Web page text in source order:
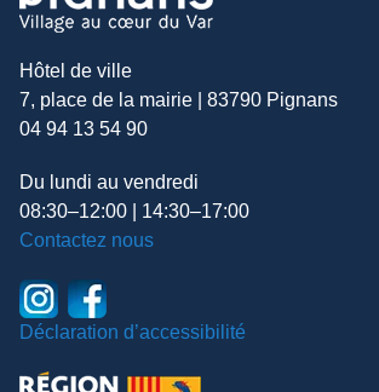
Hôtel de ville
7, place de la mairie | 83790 Pignans
04 94 13 54 90
Du lundi au vendredi
08:30–12:00 | 14:30–17:00
Contactez nous
Déclaration d’accessibilité